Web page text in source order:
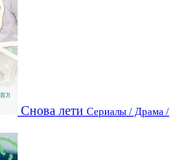
Снова лети Сериалы / Драма /